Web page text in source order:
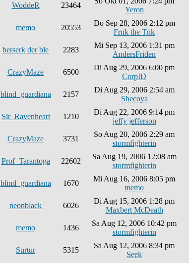
WoddeR 23464
Yeron
memo 20553
Do Sep 28, 2006 2:12 pm
Frnk the Tnk
berserk der ble 2283
Mi Sep 13, 2006 1:31 pm
AndersFriden
CrazyMaze 6500
Di Aug 29, 2006 6:00 pm
CorpID
blind_guardiana 2157
Di Aug 29, 2006 2:54 am
Shecoya
Sir_Ravenheart 1210
Di Aug 22, 2006 9:14 pm
jeffy jefferson
CrazyMaze 3731
So Aug 20, 2006 2:29 am
stormfighterin
Prof_Tarantoga 22602
Sa Aug 19, 2006 12:08 am
stormfighterin
blind_guardiana 1670
Mi Aug 16, 2006 8:05 pm
memo
neonblack 6026
Di Aug 15, 2006 1:28 pm
Maxbert McDeath
memo 1436
Sa Aug 12, 2006 10:42 pm
stormfighterin
Surtur 5315
Sa Aug 12, 2006 8:34 pm
Seek